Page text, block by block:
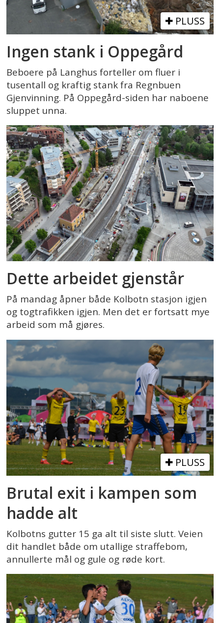
PLUSS
Ingen stank i Oppegård
Beboere på Langhus forteller om fluer i
tusentall og kraftig stank fra Regnbuen
Gjenvinning. På Oppegård-siden har naboene
sluppet unna.
Dette arbeidet gjenstår
På mandag åpner både Kolbotn stasjon igjen
og togtrafikken igjen. Men det er fortsatt mye
arbeid som må gjøres.
PLUSS
Brutal exit i kampen som
hadde alt
Kolbotns gutter 15 ga alt til siste slutt. Veien
dit handlet både om utallige straffebom,
annullerte mål og gule og røde kort.